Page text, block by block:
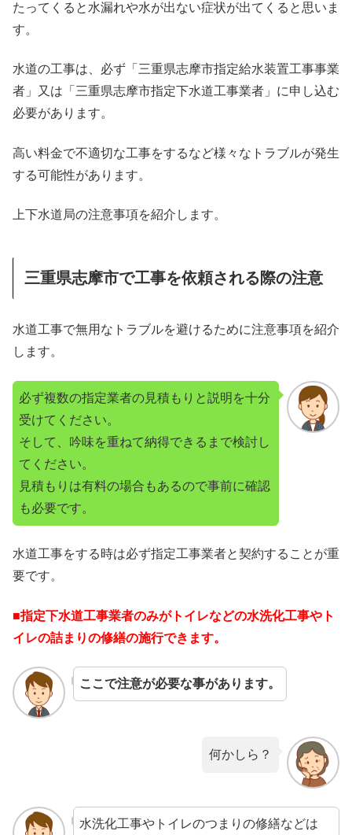
たってくると水漏れや水が出ない症状が出てくると思いま
す。
水道の工事は、必ず「三重県志摩市指定給水装置工事事業
者」又は「三重県志摩市指定下水道工事業者」に申し込む
必要があります。
高い料金で不適切な工事をするなど様々なトラブルが発生
する可能性があります。
上下水道局の注意事項を紹介します。
三重県志摩市で工事を依頼される際の注意
水道工事で無用なトラブルを避けるために注意事項を紹介
します。
必ず複数の指定業者の見積もりと説明を十分
受けてください。
そして、吟味を重ねて納得できるまで検討し
てください。
見積もりは有料の場合もあるので事前に確認
も必要です。
水道工事をする時は必ず指定工事業者と契約することが重
要です。
■指定下水道工事業者のみがトイレなどの水洗化工事やト
イレの詰まりの修繕の施行できます。
ここで注意が必要な事があります。
何かしら？
水洗化工事やトイレのつまりの修繕などは